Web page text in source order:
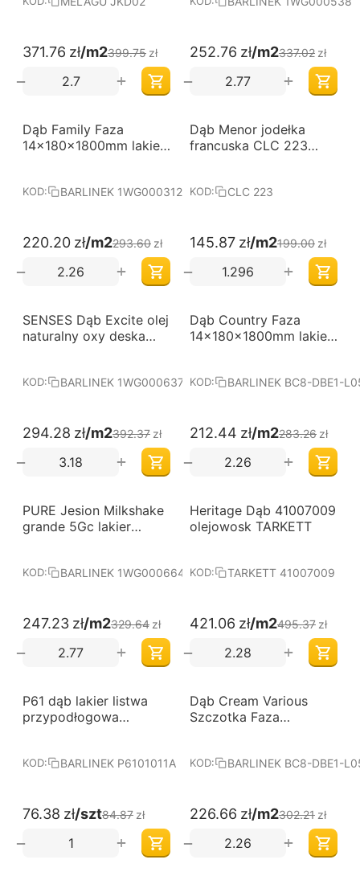
371.76 zł/m2399.75 zł
+
−
252.76 zł/m2337.02 zł
+
−
-25%
Darmowa dostawa
od 60 m2
Dąb Family Faza
14x180x1800mm lakier
KOD: BARLINEK 1WG000312
220.20 zł/m2293.60 zł
+
−
-27%
Darmowa dostawa
od 60 m2
Dąb Menor jodełka
francuska CLC 223
KOD: CLC 223
145.87 zł/m2199.00 zł
+
−
-25%
Darmowa dostawa
od 60 m2
SENSES Dąb Excite olej
naturalny oxy deska
KOD: BARLINEK 1WG000637
294.28 zł/m2392.37 zł
+
−
-25%
Darmowa dostawa
od 60 m2
Dąb Country Faza
14x180x1800mm lakier
KOD: BARLINEK BC8-DBE1-
212.44 zł/m2283.26 zł
+
−
-25%
Darmowa dostawa
od 60 m2
PURE Jesion Milkshake
grande 5Gc lakier
KOD: BARLINEK 1WG000664
247.23 zł/m2329.64 zł
+
−
-15%
Darmowa dostawa
od 60 m2
Heritage Dąb 41007009
olejowosk TARKETT
KOD: TARKETT 41007009
421.06 zł/m2495.37 zł
+
−
-10%
P61 dąb lakier listwa
przypodłogowa
KOD: BARLINEK P6101011A
76.38 zł/szt84.87 zł
+
−
-25%
Darmowa dostawa
od 60 m2
Dąb Cream Various
Szczotka Faza
barlinecka
KOD: BARLINEK BC8-DBE1-
226.66 zł/m2302.21 zł
+
−